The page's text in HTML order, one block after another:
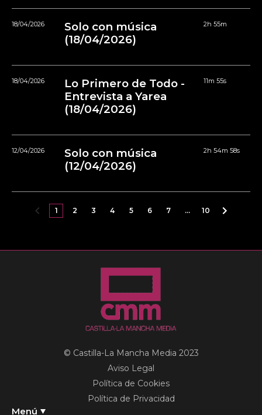
18/04/2026
Solo con música
(18/04/2026)
2h 55m
18/04/2026
Lo Primero de Todo -
Entrevista a Yarea
(18/04/2026)
11m 55s
12/04/2026
Solo con música
(12/04/2026)
2h 54m 58s
1 2 3 4 5 6 7 … 10
Menú
© Castilla-La Mancha Media 2023
Aviso Legal
Política de Cookies
Política de Privacidad